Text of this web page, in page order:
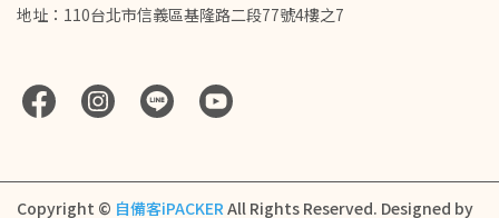
地址：110台北市信義區基隆路二段77號4樓之7
Copyright © 自備客iPACKER All Rights Reserved. Designed by